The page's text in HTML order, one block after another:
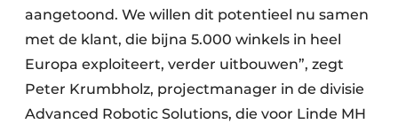
aangetoond. We willen dit potentieel nu samen
met de klant, die bijna 5.000 winkels in heel
Europa exploiteert, verder uitbouwen”, zegt
Peter Krumbholz, projectmanager in de divisie
Advanced Robotic Solutions, die voor Linde MH